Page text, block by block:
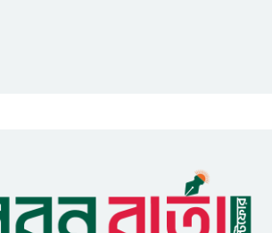
সহযোগিতা চাইলেন সাইফুল ইসলাম